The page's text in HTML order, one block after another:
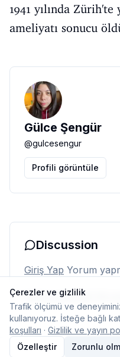
1941 yılında Zürih'te
ameliyatı sonucu
Gülce Şengür
@gulcesengur
Profili görüntüle
Discussion
Giriş Yap Yorum
Henüz yorum yok. İlk
© 2026 TypelishAna
Çerezler ve gizlilik
Trafik ölçümü ve
kullanıyoruz. İsteğe bağlı
koşulları · Gizlilik ve yayın
Özelleştir
Zorunlu